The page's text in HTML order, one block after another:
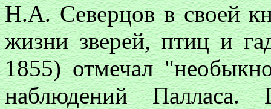
Н.А. Северцов в своей
жизни зверей, птиц и
1855) отмечал
наблюдений Палласа.